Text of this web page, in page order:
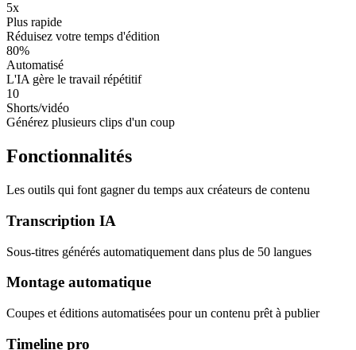
5x
Plus rapide
Réduisez votre temps d'édition
80%
Automatisé
L'IA gère le travail répétitif
10
Shorts/vidéo
Générez plusieurs clips d'un coup
Fonctionnalités
Les outils qui font gagner du temps aux créateurs de contenu
Transcription IA
Sous-titres générés automatiquement dans plus de 50 langues
Montage automatique
Coupes et éditions automatisées pour un contenu prêt à publier
Timeline pro